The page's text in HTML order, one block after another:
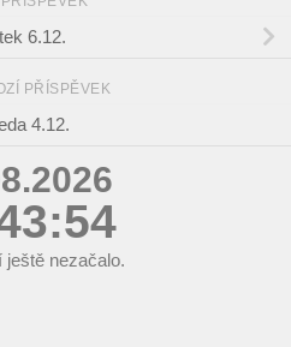
6.12.
PŘÍSPĚVEK
4.12.
ještě nezačalo.